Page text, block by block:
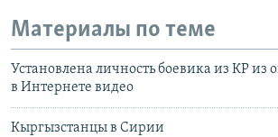
Материалы по теме
Установлена личность боевика из КР из
в Интернете видео
Кыргызстанцы в Сирии